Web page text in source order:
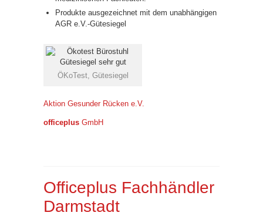
Produkte ausgezeichnet mit dem unabhängigen
AGR e.V.-Gütesiegel
ÖKoTest, Gütesiegel
Aktion Gesunder Rücken e.V.
officeplus GmbH
Officeplus Fachhändler
Darmstadt